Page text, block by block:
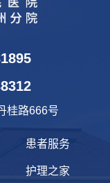
桂路666号
患者服务
护理之家